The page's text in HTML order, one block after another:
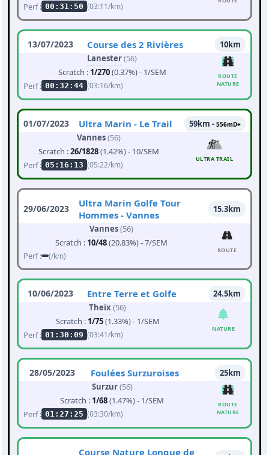
Perf : 00:31:50 (03:11/km)
13/07/2023 Course des 2 Rivières
10km
Lanester(56)
Scratch : 1/270(0.37%) - 1/SEM
Perf : 00:32:44 (03:16/km)
ROUTE
NATURE
01/07/2023 Ultra Marin - Le Trail 59km - 556mD+
Vannes(56)
Scratch :26/1828(1.42%) - 10/SEM
Perf : 05:16:13 (05:22/km)
ULTRA TRAIL
29/06/2023
Ultra Marin Golfe Tour
Hommes - Vannes
15.3km
Vannes(56)
Scratch : 10/48(20.83%) - 7/SEM
Perf :
(/km)
ROUTE
10/06/2023 Entre Terre et Golfe
24.5km
Theix(56)
Scratch : 1/75(1.33%) - 1/SEM
Perf : 01:30:09 (03:41/km)
NATURE
28/05/2023 Foulées Surzuroises
25km
Surzur(56)
Scratch : 1/68(1.47%) - 1/SEM
Perf : 01:27:25 (03:30/km)
ROUTE
NATURE
Course Nature Longue de